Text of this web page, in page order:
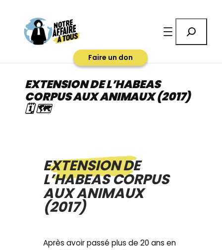
contenu
Faire un don
EXTENSION DE L’HABEAS
CORPUS AUX ANIMAUX (2017)
🗓 🗺
EXTENSION DE
L’HABEAS CORPUS
AUX ANIMAUX
(2017)
Après avoir passé plus de 20 ans en